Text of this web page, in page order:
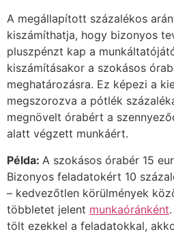
A megállapított százalékos
kiszámíthatja, hogy bizonyos
pluszpénzt kap a
kiszámításakor a szokásos
meghatározásra. Ez képezi a
megszorozva a pótlék
megnövelt órabért a
alatt végzett munkáért.
Példa: A szokásos órabér 15
Bizonyos feladatokért 10
– kedvezőtlen körülmények
többletet jelent munkaóránként
tölt ezekkel a feladatokkal,